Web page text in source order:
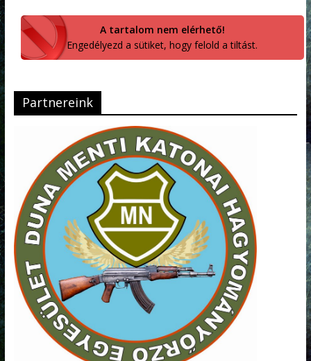
A tartalom nem elérhető!
Engedélyezd a sütiket, hogy felold a tiltást.
Partnereink